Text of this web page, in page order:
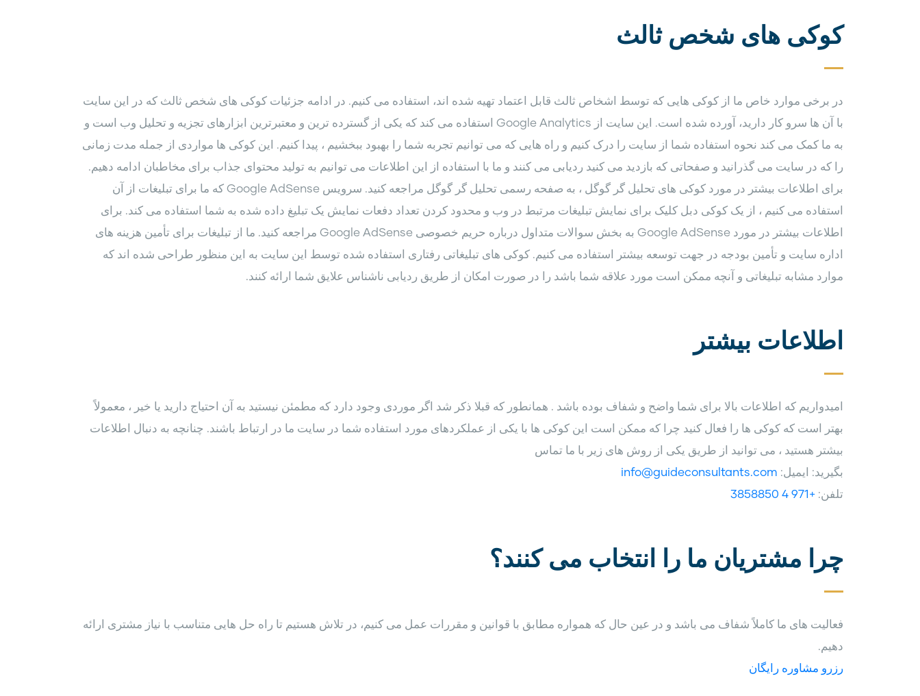
کوکی های شخص ثالث
در برخی موارد خاص ما از کوکی هایی که توسط اشخاص ثالث قابل اعتماد تهیه شده اند، استفاده می کنیم. در ادامه جزئیات کوکی های شخص ثالث که در این سایت
با آن ها سرو کار دارید، آورده شده است. این سایت از Google Analytics استفاده می کند که یکی از گسترده ترین و معتبرترین ابزارهای تجزیه و تحلیل وب است و
به ما کمک می کند نحوه استفاده شما از سایت را درک کنیم و راه هایی که می توانیم تجربه شما را بهبود ببخشیم ، پیدا کنیم. این کوکی ها مواردی از جمله مدت زمانی
را که در سایت می گذرانید و صفحاتی که بازدید می کنید ردیابی می کنند و ما با استفاده از این اطلاعات می توانیم به تولید محتوای جذاب برای مخاطبان ادامه دهیم.
برای اطلاعات بیشتر در مورد کوکی های تحلیل گر گوگل ، به صفحه رسمی تحلیل گر گوگل مراجعه کنید. سرویس Google AdSense که ما برای تبلیغات از آن
استفاده می کنیم ، از یک کوکی دبل کلیک برای نمایش تبلیغات مرتبط در وب و محدود کردن تعداد دفعات نمایش یک تبلیغ داده شده به شما استفاده می کند. برای
اطلاعات بیشتر در مورد Google AdSense به بخش سوالات متداول درباره حریم خصوصی Google AdSense مراجعه کنید. ما از تبلیغات برای تأمین هزینه های
اداره سایت و تأمین بودجه در جهت توسعه بیشتر استفاده می کنیم. کوکی های تبلیغاتی رفتاری استفاده شده توسط این سایت به این منظور طراحی شده اند که
موارد مشابه تبلیغاتی و آنچه ممکن است مورد علاقه شما باشد را در صورت امکان از طریق ردیابی ناشناس علایق شما ارائه کنند.
اطلاعات بیشتر
امیدواریم که اطلاعات بالا برای شما واضح و شفاف بوده باشد . همانطور که قبلا ذکر شد اگر موردی وجود دارد که مطمئن نیستید به آن احتیاج دارید یا خیر ، معمولاً
بهتر است که کوکی ها را فعال کنید چرا که ممکن است این کوکی ها با یکی از عملکردهای مورد استفاده شما در سایت ما در ارتباط باشند. چنانچه به دنبال اطلاعات
بیشتر هستید ، می توانید از طریق یکی از روش های زیر با ما تماس
بگیرید: ایمیل: info@guideconsultants.com
تلفن: +971 4 3858850
چرا مشتریان ما را انتخاب می کنند؟
فعالیت های ما کاملاً شفاف می باشد و در عین حال که همواره مطابق با قوانین و مقررات عمل می کنیم، در تلاش هستیم تا راه حل هایی متناسب با نیاز مشتری ارائه
دهیم.
رزرو مشاوره رایگان